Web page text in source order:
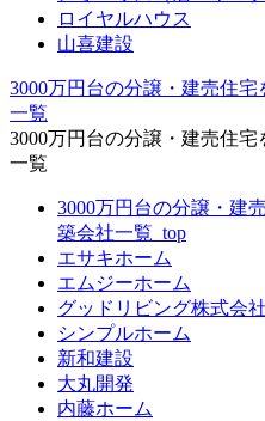
ロイヤルハウス
山喜建設
3000万円台の分譲・建売住
一覧
3000万円台の分譲・建売住
一覧
3000万円台の分譲・建
築会社一覧_top
エサキホーム
エムジーホーム
グッドリビング株式会
シンプルホーム
新和建設
大丸開発
内藤ホーム